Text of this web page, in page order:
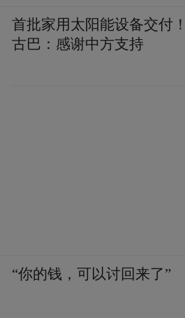
首批家用太阳能设备交付！
古巴：感谢中方支持
“你的钱，可以讨回来了”